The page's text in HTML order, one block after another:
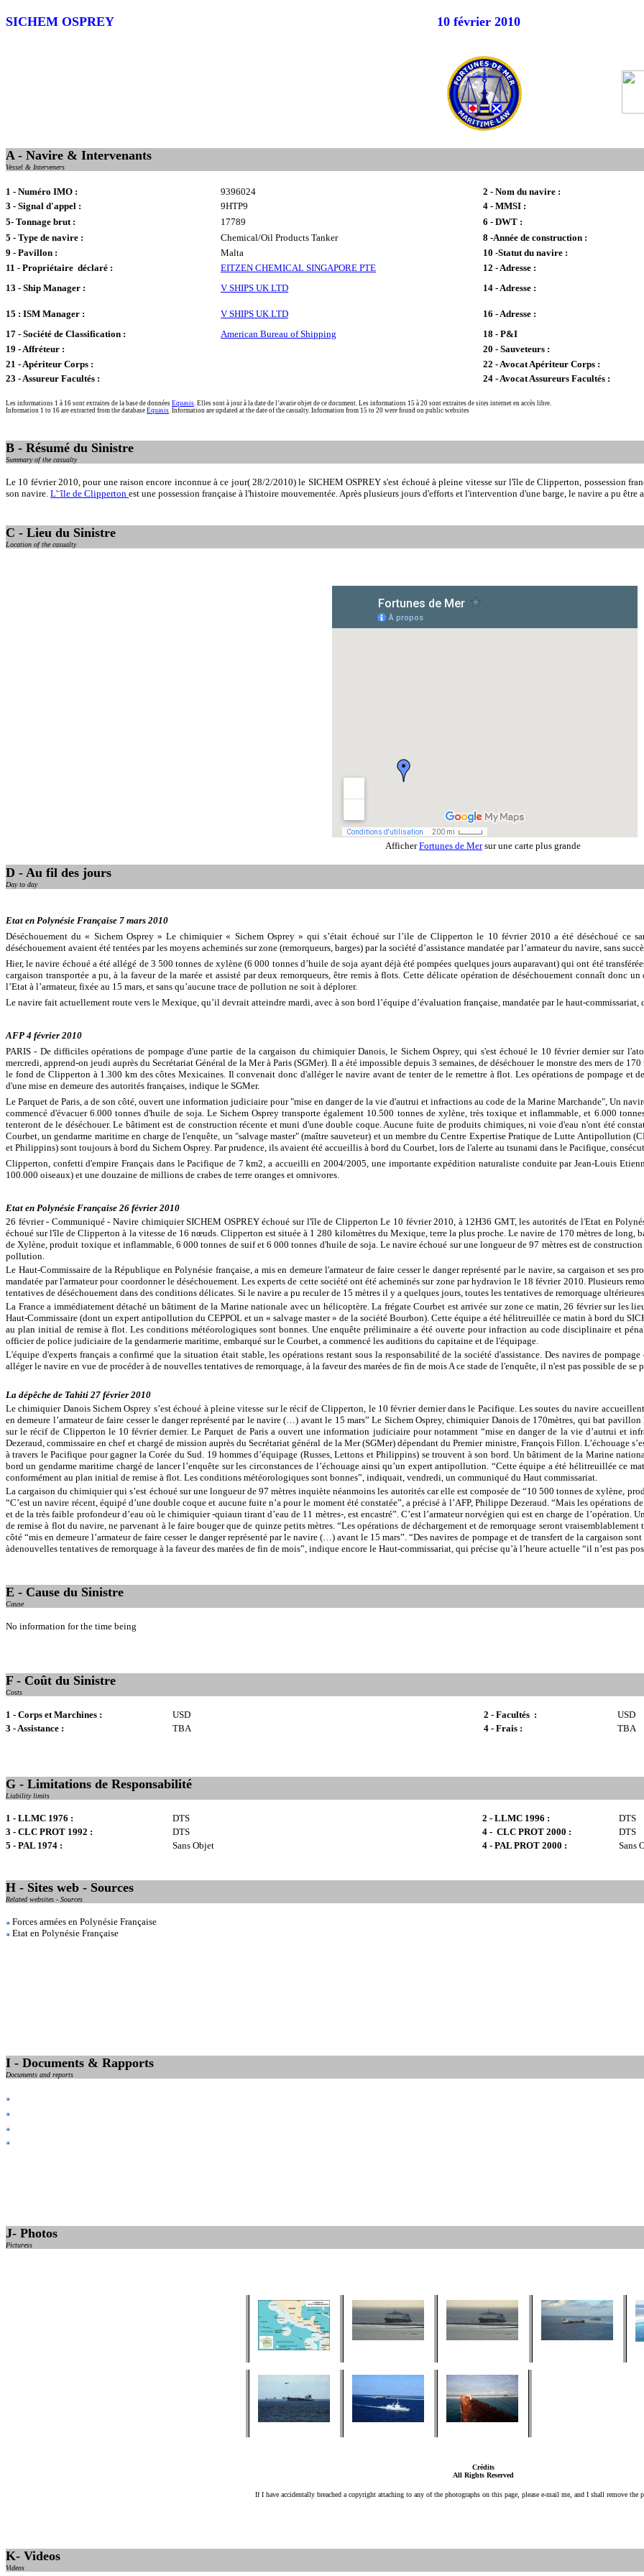
SICHEM OSPREY 10 février 2010
A - Navire & Intervenants
Vessel & Interveners
1 - Numéro IMO : 9396024
2 - Nom du navire :
3 - Signal d'appel :
9HTP9
4 - MMSI :
5- Tonnage brut :
17789
6 - DWT :
5 - Type de navire :
Chemical/Oil Products Tanker
8 -Année de construction :
9 - Pavillon :
Malta
10 -Statut du navire :
11 - Propriétaire déclaré :
EITZEN CHEMICAL SINGAPORE PTE
12 - Adresse :
13 - Ship Manager :
V SHIPS UK LTD 14 - Adresse :
15 : ISM Manager : V SHIPS UK LTD
16 - Adresse :
17 - Société de Classification :
American Bureau of Shipping
18 - P&I
19 - Affréteur :
20 - Sauveteurs :
21 - Apériteur Corps :
22 - Avocat Apériteur Corps :
23 - Assureur Facultés :
24 - Avocat Assureurs Facultés :
Les informations 1 à 16 sont extraites de la base de données Equasis. Elles sont à jour à la date de l’avarie objet de ce document. Les informations 15 à 20 sont extraites de sites internet en accès libre.
Information 1 to 16 are extracted from the database Equasis. Information are updated at the date of the casualty. Information from 15 to 20 were found on public websites
B - Résumé du Sinistre
Summary of the casualty
Le 10 février 2010, pour une raison encore inconnue à ce jour( 28/2/2010) le SICHEM OSPREY s'est échoué à pleine vitesse sur l'île de Clipperton, possession
son navire. L'¨île de Clipperton est une possession française à l'histoire mouvementée. Après plusieurs jours d'efforts et l'intervention d'une barge, le navire a pu être
C - Lieu du Sinistre
Location of the casualty
AfficherFortunes de Mersur une carte plus grande
D - Au fil des jours
Day to day
Etat en Polynésie Française 7 mars 2010
Déséchouement du « Sichem Osprey » Le chimiquier « Sichem Osprey » qui s’était échoué sur l’ile de Clipperton le 10 février 2010 a été déséchoué ce
déséchouement avaient été tentées par les moyens acheminés sur zone (remorqueurs, barges) par la société d’assistance mandatée par l’armateur du navire, sans
Hier, le navire échoué a été allégé de 3 500 tonnes de xylène (6 000 tonnes d’huile de soja ayant déjà été pompées quelques jours auparavant) qui ont été
cargaison transportée a pu, à la faveur de la marée et assisté par deux remorqueurs, être remis à flots. Cette délicate opération de déséchouement connaît donc
l’Etat à l’armateur, fixée au 15 mars, et sans qu’aucune trace de pollution ne soit à déplorer.
Le navire fait actuellement route vers le Mexique, qu’il devrait atteindre mardi, avec à son bord l’équipe d’évaluation française, mandatée par le haut-
AFP 4 février 2010
PARIS - De difficiles opérations de pompage d'une partie de la cargaison du chimiquier Danois, le Sichem Osprey, qui s'est échoué le 10 février dernier sur
mercredi, apprend-on jeudi auprès du Secrétariat Général de la Mer à Paris (SGMer). Il a été impossible depuis 3 semaines, de déséchouer le monstre des mers de
le fond de Clipperton à 1.300 km des côtes Mexicaines. Il convenait donc d'alléger le navire avant de tenter de le remettre à flot. Les opérations de pompage et
d'une mise en demeure des autorités françaises, indique le SGMer.
Le Parquet de Paris, a de son côté, ouvert une information judiciaire pour "mise en danger de la vie d'autrui et infractions au code de la Marine Marchande", Un
commencé d'évacuer 6.000 tonnes d'huile de soja. Le Sichem Osprey transporte également 10.500 tonnes de xylène, très toxique et inflammable, et 6.000
tenteront de le déséchouer. Le bâtiment est de construction récente et muni d'une double coque. Aucune fuite de produits chimiques, ni voie d'eau n'ont été
Courbet, un gendarme maritime en charge de l'enquête, un "salvage master" (maître sauveteur) et un membre du Centre Expertise Pratique de Lutte Antipollution
et Philippins) sont toujours à bord du Sichem Osprey. Par prudence, ils avaient été accueillis à bord du Courbet, lors de l'alerte au tsunami dans le Pacifique,
Clipperton, confetti d'empire Français dans le Pacifique de 7 km2, a accueilli en 2004/2005, une importante expédition naturaliste conduite par Jean-Louis
100.000 oiseaux) et une douzaine de millions de crabes de terre oranges et omnivores.
Etat en Polynésie Française 26 février 2010
26 février - Communiqué - Navire chimiquier SICHEM OSPREY échoué sur l'île de Clipperton Le 10 février 2010, à 12H36 GMT, les autorités de l'Etat en
échoué sur l'île de Clipperton à la vitesse de 16 nœuds. Clipperton est située à 1 280 kilomètres du Mexique, terre la plus proche. Le navire de 170 mètres de
de Xylène, produit toxique et inflammable, 6 000 tonnes de suif et 6 000 tonnes d'huile de soja. Le navire échoué sur une longueur de 97 mètres est de
pollution.
Le Haut-Commissaire de la République en Polynésie française, a mis en demeure l'armateur de faire cesser le danger représenté par le navire, sa cargaison et ses
mandatée par l'armateur pour coordonner le déséchouement. Les experts de cette société ont été acheminés sur zone par hydravion le 18 février 2010. Plusieurs
tentatives de déséchouement dans des conditions délicates. Si le navire a pu reculer de 15 mètres il y a quelques jours, toutes les tentatives de remorquage
La France a immédiatement détaché un bâtiment de la Marine nationale avec un hélicoptère. La frégate Courbet est arrivée sur zone ce matin, 26 février sur les
Haut-Commissaire (dont un expert antipollution du CEPPOL et un « salvage master » de la société Bourbon). Cette équipe a été hélitreuillée ce matin à bord du
au plan initial de remise à flot. Les conditions météorologiques sont bonnes. Une enquête préliminaire a été ouverte pour infraction au code disciplinaire et
officier de police judiciaire de la gendarmerie maritime, embarqué sur le Courbet, a commencé les auditions du capitaine et de l'équipage.
L'équipe d'experts français a confirmé que la situation était stable, les opérations restant sous la responsabilité de la société d'assistance. Des navires de
alléger le navire en vue de procéder à de nouvelles tentatives de remorquage, à la faveur des marées de fin de mois A ce stade de l'enquête, il n'est pas possible de se
La dépêche de Tahiti 27 février 2010
Le chimiquier Danois Sichem Osprey s’est échoué à pleine vitesse sur le récif de Clipperton, le 10 février dernier dans le Pacifique. Les soutes du navire
en demeure l’armateur de faire cesser le danger représenté par le navire (…) avant le 15 mars” Le Sichem Osprey, chimiquier Danois de 170mètres, qui bat
sur le récif de Clipperton le 10 février dernier. Le Parquet de Paris a ouvert une information judiciaire pour notamment “mise en danger de la vie d’autrui et
Dezeraud, commissaire en chef et chargé de mission auprès du Secrétariat général de la Mer (SGMer) dépendant du Premier ministre, François Fillon. L’échouage
à travers le Pacifique pour gagner la Corée du Sud. 19 hommes d’équipage (Russes, Lettons et Philippins) se trouvent à son bord. Un bâtiment de la Marine
bord un gendarme maritime chargé de lancer l’enquête sur les circonstances de l’échouage ainsi qu’un expert antipollution. “Cette équipe a été hélitreuillée ce
conformément au plan initial de remise à flot. Les conditions météorologiques sont bonnes”, indiquait, vendredi, un communiqué du Haut commissariat.
La cargaison du chimiquier qui s’est échoué sur une longueur de 97 mètres inquiète néanmoins les autorités car elle est composée de “10 500 tonnes de xylène,
“C’est un navire récent, équipé d’une double coque et aucune fuite n’a pour le moment été constatée”, a précisé à l’AFP, Philippe Dezeraud. “Mais les
et de la très faible profondeur d’eau où le chimiquier -quiaun tirant d’eau de 11 mètres-, est encastré”. C’est l’armateur norvégien qui est en charge de l’opération.
de remise à flot du navire, ne parvenant à le faire bouger que de quinze petits mètres. “Les opérations de déchargement et de remorquage seront
côté “mis en demeure l’armateur de faire cesser le danger représenté par le navire (…) avant le 15 mars”. “Des navires de pompage et de transfert de la cargaison
àdenouvelles tentatives de remorquage à la faveur des marées de fin de mois”, indique encore le Haut-commissariat, qui précise qu’à l’heure actuelle “il n’est pas
E - Cause du Sinistre
Cause
No information for the time being
F - Coût du Sinistre
Costs
1 - Corps et Marchines : USD 2 - Facultés :
USD
3 - Assistance :
TBA 4 - Frais : TBA
G - Limitations de Responsabilité
Liability limits
1 - LLMC 1976 : DTS 2 - LLMC 1996 :
DTS
3 - CLC PROT 1992 :
DTS 4 - CLC PROT 2000 :
DTS
5 - PAL 1974 :
Sans Objet 4 - PAL PROT 2000 : Sans
H - Sites web - Sources
Related websites - Sources
Forces armées en Polynésie Française
Etat en Polynésie Française
I - Documents & Rapports
Documents and reports
J- Photos
Picturess
Crédits
All Rights Reserved
If I have accidentally breached a copyright attaching to any of the photographs on this page, please e-mail me, and I shall remove the
K- Videos
Videos